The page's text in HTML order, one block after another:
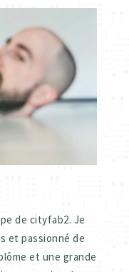
de cityfab2. Je
et passionné de
et une grande